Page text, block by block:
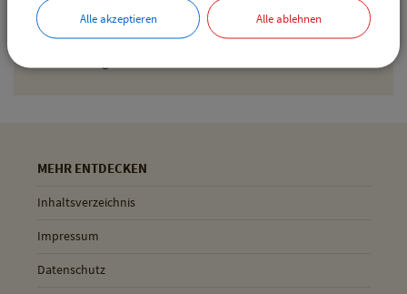
Gemeinde Pliening
Geltinger Str. 18
MEHR ENTDECKEN
Inhaltsverzeichnis
Impressum
Datenschutz
Alle akzeptieren Alle ablehnen